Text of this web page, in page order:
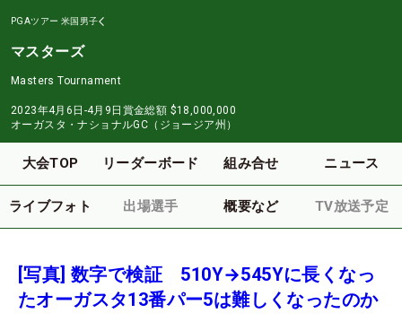
PGAツアー 米国男子
マスターズ
Masters Tournament
2023年4月6日-4月9日 賞金総額 $18,000,000
オーガスタ・ナショナルGC（ジョージア州）
大会TOP リーダーボード 組み合せ ニュース
ライブフォト 出場選手 概要など TV放送予定
[写真] 数字で検証 510Y→545Yに長くなっ
たオーガスタ13番パー5は難しくなったのか